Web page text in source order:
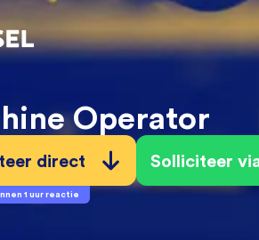
Operator
direct
1 uur reactie
Solliciteer